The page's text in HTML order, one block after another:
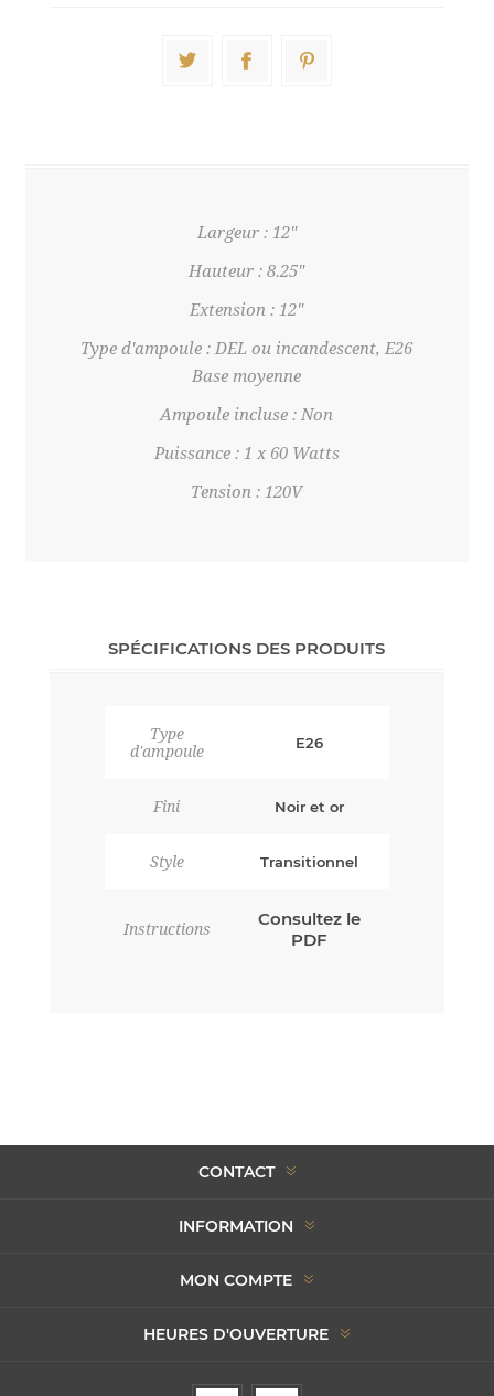
Largeur : 12"
Hauteur : 8.25"
Extension : 12"
Type d'ampoule : DEL ou incandescent, E26
Base moyenne
Ampoule incluse : Non
Puissance : 1 x 60 Watts
Tension : 120V
SPÉCIFICATIONS DES PRODUITS
Type
d'ampoule
E26
Fini Noir et or
Style Transitionnel
Instructions
Consultez le
PDF
CONTACT
INFORMATION
MON COMPTE
HEURES D'OUVERTURE